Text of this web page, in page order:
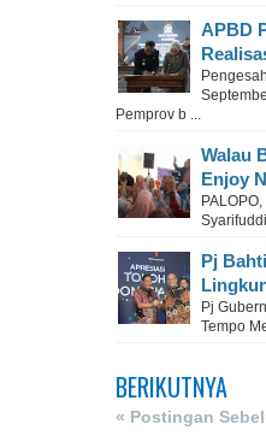
APBD
Pemprov b ...
Walau
Enjoy
Pj
Pj
Tempo
BERIKUTNYA
« Postingan